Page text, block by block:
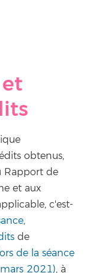
obtenus,
Rapport de
et aux
c'est-
de
de la séance
2021), à